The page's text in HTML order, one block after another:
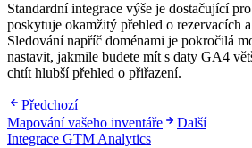
Standardní integrace výše je dostačující
poskytuje okamžitý přehled o rezervacích
Sledování napříč doménami je pokročilá
nastavit, jakmile budete mít s daty GA4
chtít hlubší přehled o přiřazení.
Předchozí
Mapování vašeho inventáře
Další
Integrace GTM Analytics